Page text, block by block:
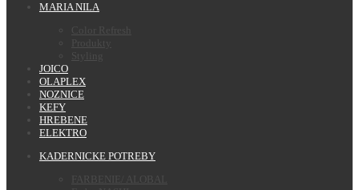
MARIA NILA
Color Refresh
Produkty
Styling
JOICO
OLAPLEX
NOZNICE
KEFY
HREBENE
ELEKTRO
KADERNICKE POTREBY
FARBENIE/ ALOBAL